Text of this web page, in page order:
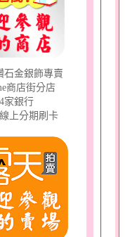
石金銀飾專賣
商店街分店
家銀行
上分期刷卡